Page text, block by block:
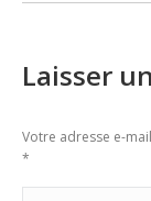
Laisser
Votre adresse e-
*